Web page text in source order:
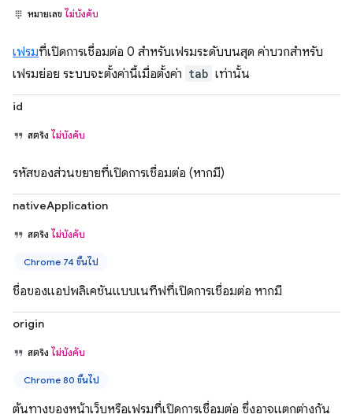
หมายเลข ไม่บังคับ
เฟรมที่เปิดการเชื่อมต่อ 0 สำหรับเฟรมระดับบนสุด ค่าบวกสำหรับ
เฟรมย่อย ระบบจะตั้งค่านี้เมื่อตั้งค่า tab เท่านั้น
id
สตริง ไม่บังคับ
รหัสของส่วนขยายที่เปิดการเชื่อมต่อ (หากมี)
nativeApplication
สตริง ไม่บังคับ
Chrome 74 ขึ้นไป
ชื่อของแอปพลิเคชันแบบเนทีฟที่เปิดการเชื่อมต่อ หากมี
origin
สตริง ไม่บังคับ
Chrome 80 ขึ้นไป
ต้นทางของหน้าเว็บหรือเฟรมที่เปิดการเชื่อมต่อ ซึ่งอาจแตกต่างกัน